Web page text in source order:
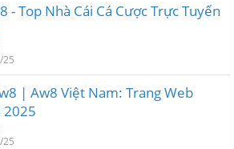
- Top Nhà Cái Cá Cược Trực Tuyến
25
| Aw8 Việt Nam: Trang Web
2025
25